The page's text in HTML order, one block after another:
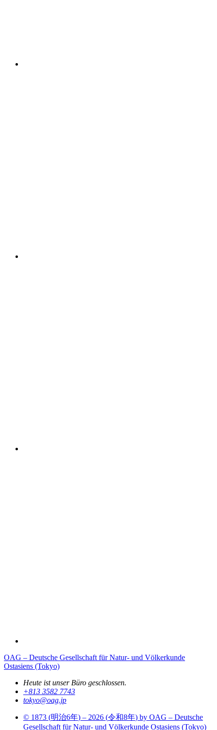
OAG – Deutsche Gesellschaft für Natur- und Völkerkunde
Ostasiens (Tokyo)
Heute ist unser Büro geschlossen.
+813 3582 7743
tokyo­@­oag­.­jp
© 1873 (明治6年) – 2026 (令和8年) by OAG – Deutsche
Gesellschaft für Natur- und Völkerkunde Ostasiens (Tokyo)